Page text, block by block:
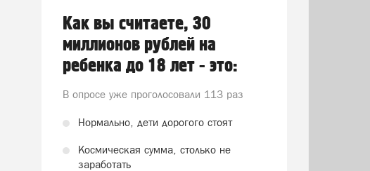
Как вы считаете, 30
миллионов рублей на
ребенка до 18 лет - это:
В опросе уже проголосовали 113 раз
Нормально, дети дорогого стоят
Космическая сумма, столько не
заработать